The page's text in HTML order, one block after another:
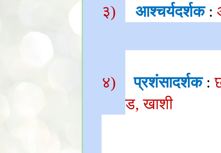
३) आश्चर्यदर्शक:
४) प्रशंसादर्शक:
ड,खाशी